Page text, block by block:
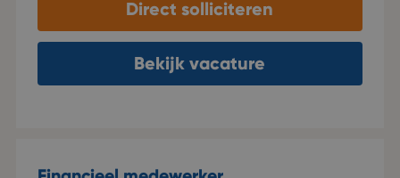
distributie. Elk blad beschikt over een eigen
website en social media kanalen. Naast het
uitgeven van tijdschriften, ondersteunen ze ook
Direct solliciteren
Bekijk vacature